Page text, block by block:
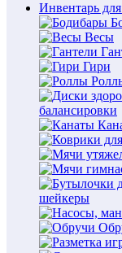
Инвентарь
Весы
Гири
балансировки
шейкеры